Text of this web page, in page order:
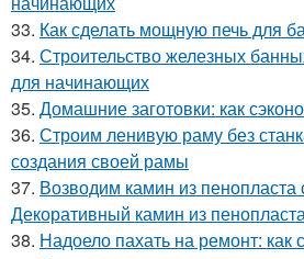
33. Как сделать мощную печь для
34. Строительство железных
для начинающих
35. Домашние заготовки: как
36. Строим ленивую раму без
создания своей рамы
37. Возводим камин из пенопласта
Декоративный камин из
38. Надоело пахать на ремонт: как